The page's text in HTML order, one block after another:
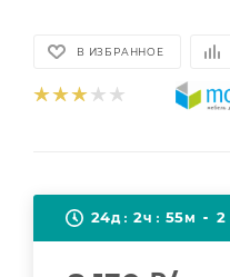
В ИЗБРАННОЕ
24д 2ч 55м 2